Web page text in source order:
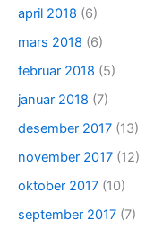
april 2018 (6)
mars 2018 (6)
februar 2018 (5)
januar 2018 (7)
desember 2017 (13)
november 2017 (12)
oktober 2017 (10)
september 2017 (7)